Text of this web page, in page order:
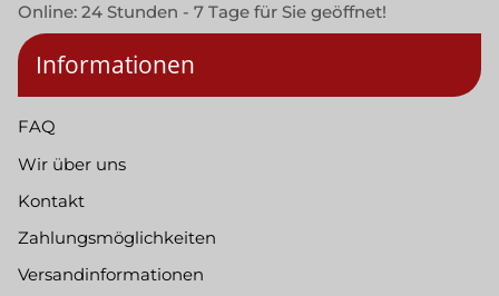
Online: 24 Stunden - 7 Tage für Sie geöffnet!
Informationen
FAQ
Wir über uns
Kontakt
Zahlungsmöglichkeiten
Versandinformationen